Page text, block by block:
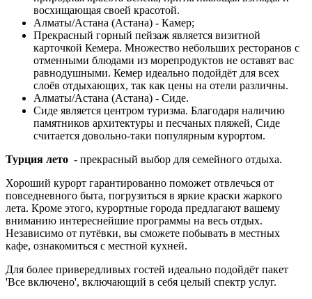
восхищающая своей красотой.
Алматы/Астана (Астана) - Камер;
Прекрасный горный пейзаж является визитной
карточкой Кемера. Множество небольших ресторанов с
отменными блюдами из морепродуктов не оставят вас
равнодушными. Кемер идеально подойдёт для всех
слоёв отдыхающих, так как цены на отели различны.
Алматы/Астана (Астана) - Сиде.
Сиде является центром туризма. Благодаря наличию
памятников архитектуры и песчаных пляжей, Сиде
считается довольно-таки популярным курортом.
Турция лето - прекрасный выбор для семейного отдыха.
Хороший курорт гарантированно поможет отвлечься от
повседневного быта, погрузиться в яркие краски жаркого
лета. Кроме этого, курортные города предлагают вашему
вниманию интереснейшие программы на весь отдых.
Независимо от путёвки, вы сможете побывать в местных
кафе, ознакомиться с местной кухней.
Для более привередливых гостей идеально подойдёт пакет
'Все включено', включающий в себя целый спектр услуг.